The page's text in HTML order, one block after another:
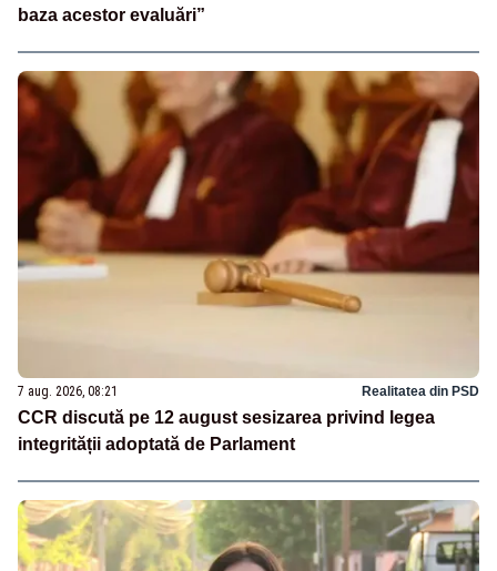
baza acestor evaluări”
7 aug. 2026, 08:21 Realitatea din PSD
CCR discută pe 12 august sesizarea privind legea
integrității adoptată de Parlament